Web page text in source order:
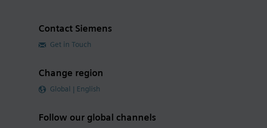
Contact Siemens
Get in Touch
Change region
Global | English
Follow our global channels